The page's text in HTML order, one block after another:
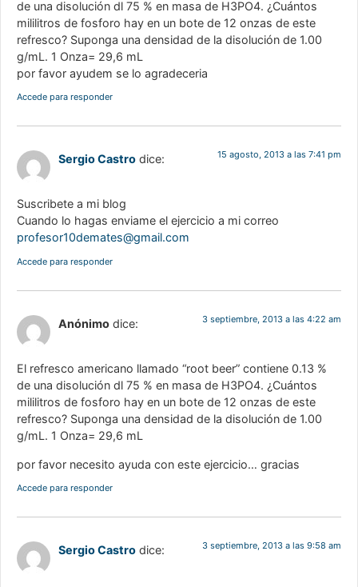
de una disolución dl 75 % en masa de H3PO4. ¿Cuántos
mililitros de fosforo hay en un bote de 12 onzas de este
refresco? Suponga una densidad de la disolución de 1.00
g/mL. 1 Onza= 29,6 mL
por favor ayudem se lo agradeceria
Accede para responder
Sergio Castro dice: 15 agosto, 2013 a las 7:41 pm
Suscribete a mi blog
Cuando lo hagas enviame el ejercicio a mi correo
profesor10demates@gmail.com
Accede para responder
Anónimo dice: 3 septiembre, 2013 a las 4:22 am
El refresco americano llamado “root beer” contiene 0.13 %
de una disolución dl 75 % en masa de H3PO4. ¿Cuántos
mililitros de fosforo hay en un bote de 12 onzas de este
refresco? Suponga una densidad de la disolución de 1.00
g/mL. 1 Onza= 29,6 mL
por favor necesito ayuda con este ejercicio… gracias
Accede para responder
Sergio Castro dice: 3 septiembre, 2013 a las 9:58 am